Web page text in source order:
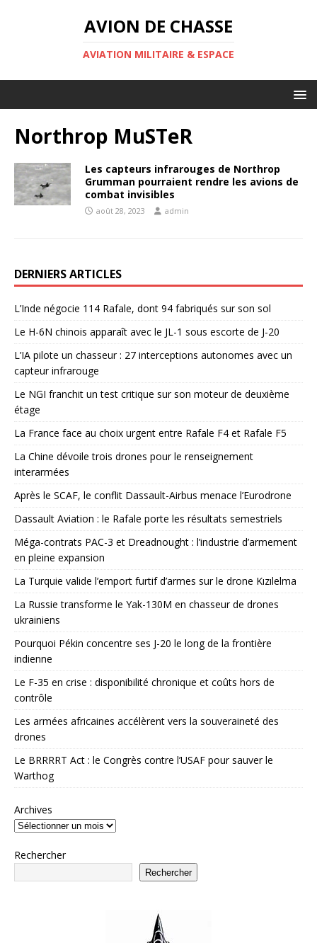
AVION DE CHASSE
AVIATION MILITAIRE & ESPACE
Northrop MuSTeR
Les capteurs infrarouges de Northrop
Grumman pourraient rendre les avions de
combat invisibles
août 28, 2023 admin
DERNIERS ARTICLES
L’Inde négocie 114 Rafale, dont 94 fabriqués sur son sol
Le H-6N chinois apparaît avec le JL-1 sous escorte de J-20
L’IA pilote un chasseur : 27 interceptions autonomes avec un
capteur infrarouge
Le NGI franchit un test critique sur son moteur de deuxième
étage
La France face au choix urgent entre Rafale F4 et Rafale F5
La Chine dévoile trois drones pour le renseignement
interarmées
Après le SCAF, le conflit Dassault-Airbus menace l’Eurodrone
Dassault Aviation : le Rafale porte les résultats semestriels
Méga-contrats PAC-3 et Dreadnought : l’industrie d’armement
en pleine expansion
La Turquie valide l’emport furtif d’armes sur le drone Kızılelma
La Russie transforme le Yak-130M en chasseur de drones
ukrainiens
Pourquoi Pékin concentre ses J-20 le long de la frontière
indienne
Le F-35 en crise : disponibilité chronique et coûts hors de
contrôle
Les armées africaines accélèrent vers la souveraineté des
drones
Le BRRRRT Act : le Congrès contre l’USAF pour sauver le
Warthog
Archives
Rechercher
Rechercher